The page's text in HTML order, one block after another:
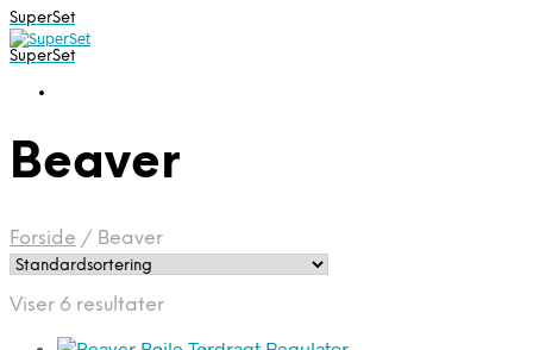
SuperSet
SuperSet
Beaver
Forside / Beaver
Viser 6 resultater